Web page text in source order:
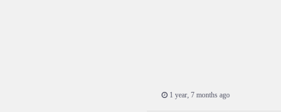
1 year, 7 months ago